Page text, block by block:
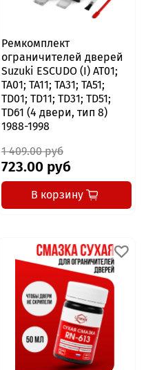
Ремкомплект
ограничителей дверей
Suzuki ESCUDO (I) AT01;
TA01; TA11; TA31; TA51;
TD01; TD11; TD31; TD51;
TD61 (4 двери, тип 8)
1988-1998
1 409.00 руб
723.00 руб
В корзину